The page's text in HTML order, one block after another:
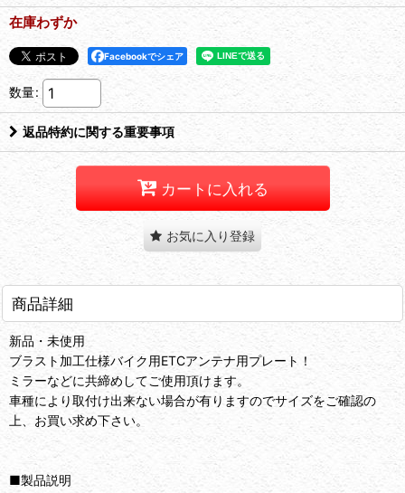
在庫わずか
Facebookでシェア
数量:
返品特約に関する重要事項
カートに入れる
お気に入り登録
商品詳細
新品・未使用
ブラスト加工仕様バイク用ETCアンテナ用プレート！
ミラーなどに共締めしてご使用頂けます。
車種により取付け出来ない場合が有りますのでサイズをご確認の
上、お買い求め下さい。
■製品説明